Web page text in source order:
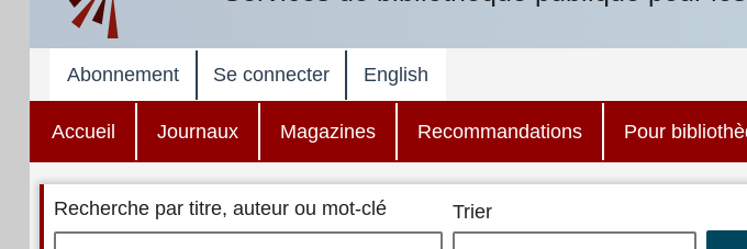
Abonnement Se connecter English
Accueil Journaux Magazines Recommandations Pour
Recherche par titre, auteur ou mot-clé Trier